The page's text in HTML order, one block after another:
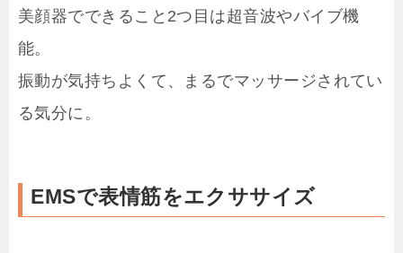
美顔器でできること2つ目は超音波やバイブ機
能。
振動が気持ちよくて、まるでマッサージされてい
る気分に。
EMSで表情筋をエクササイズ